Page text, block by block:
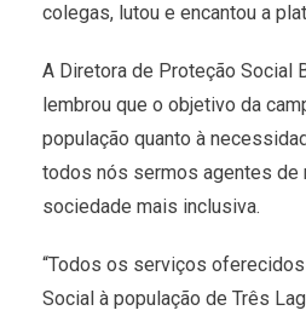
colegas, lutou e encantou a
A Diretora de Proteção Social
lembrou que o objetivo da
população quanto à
todos nós sermos agentes de
sociedade mais inclusiva.
“Todos os serviços
Social à população de Três